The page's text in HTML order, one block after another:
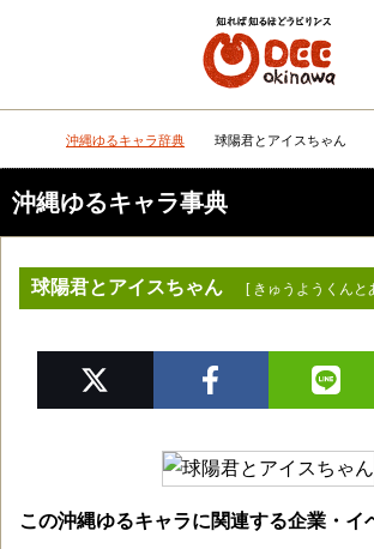
DEEokinawaトップ
沖縄ゆるキャラ辞典 球陽君とアイスちゃん
沖縄ゆるキャラ事典
球陽君とアイスちゃん [ きゅうようくんと
この沖縄ゆるキャラに関連する企業・イ